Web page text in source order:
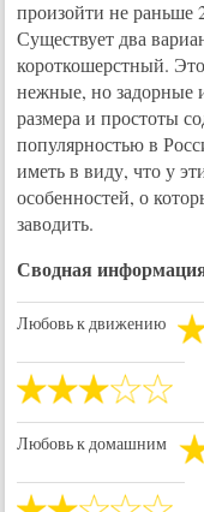
произойти не раньше
Существует два
короткошерстный.
нежные, но задорные
размера и простоты
популярностью в
иметь в виду, что у
особенностей, о
заводить.
Сводная
Любовь к движению
Любовь к домашним